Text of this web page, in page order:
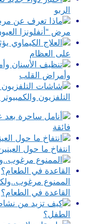
الربو
مرض “أنفلونزا
على العظام
وأمراض القلب
التلفزيون
فائقة
انتفاخ ما حول
الممنوع
القاعدة في الطعام؟
الطفل؟